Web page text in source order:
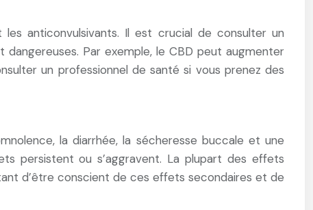
anticonvulsivants. Il est crucial de consulter un
Par exemple, le CBD peut augmenter
un professionnel de santé si vous prenez des
la diarrhée, la sécheresse buccale et une
persistent ou s’aggravent. La plupart des effets
d’être conscient de ces effets secondaires et de